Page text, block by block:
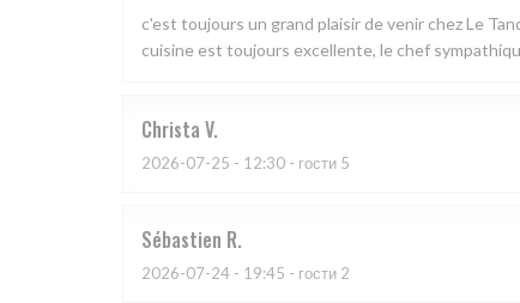
c'est toujours un grand plaisir de venir chez Le
cuisine est toujours excellente, le chef
Christa V
2026-07-25 - 12:30 - гости 5
Sébastien R
2026-07-24 - 19:45 - гости 2